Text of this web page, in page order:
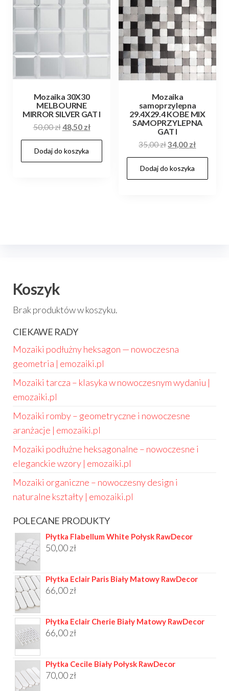
Mozaika 30X30
MELBOURNE
MIRROR SILVER GAT I
50,00złPierwotna
cena
wynosiła:
50,00 zł.
48,50 złAktualna
cena
48,50 zł.
Dodaj do koszyka
Mozaika
samoprzylepna
29.4X29.4 KOBE MIX
SAMOPRZYLEPNA
GAT I
35,00złPierwotna
cena
wynosiła:
35,00 zł.
34,00 złAktualna
cena
34,00 zł.
Dodaj do koszyka
Koszyk
Brak produktów w koszyku.
CIEKAWE RADY
Mozaiki podłużny heksagon — nowoczesna
geometria | emozaiki.pl
Mozaiki tarcza – klasyka w nowoczesnym wydaniu |
emozaiki.pl
Mozaiki romby – geometryczne i nowoczesne
aranżacje | emozaiki.pl
Mozaiki podłużne heksagonalne – nowoczesne i
eleganckie wzory | emozaiki.pl
Mozaiki organiczne – nowoczesny design i
naturalne kształty | emozaiki.pl
POLECANE PRODUKTY
Płytka Flabellum White Połysk RawDecor
50,00zł
Płytka Eclair Paris Biały Matowy RawDecor
66,00zł
Płytka Eclair Cherie Biały Matowy RawDecor
66,00zł
Płytka Cecile Biały Połysk RawDecor
70,00zł